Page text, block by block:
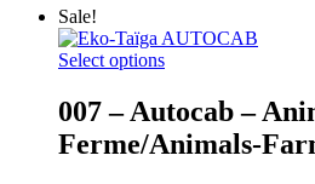
Sale!
Select options
007 – Autocab –
Ferme/Animals-